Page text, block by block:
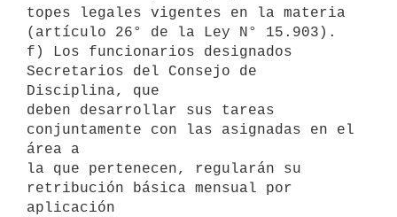
topes legales vigentes en la materia
(artículo 26° de la Ley N° 15.903).
f) Los funcionarios designados
Secretarios del Consejo de
Disciplina, que
deben desarrollar sus tareas
conjuntamente con las asignadas en el
área a
la que pertenecen, regularán su
retribución básica mensual por
aplicación